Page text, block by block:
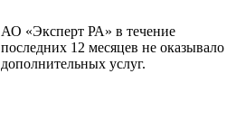
АО «Эксперт РА» в течение
последних 12 месяцев не оказывало
дополнительных услуг.